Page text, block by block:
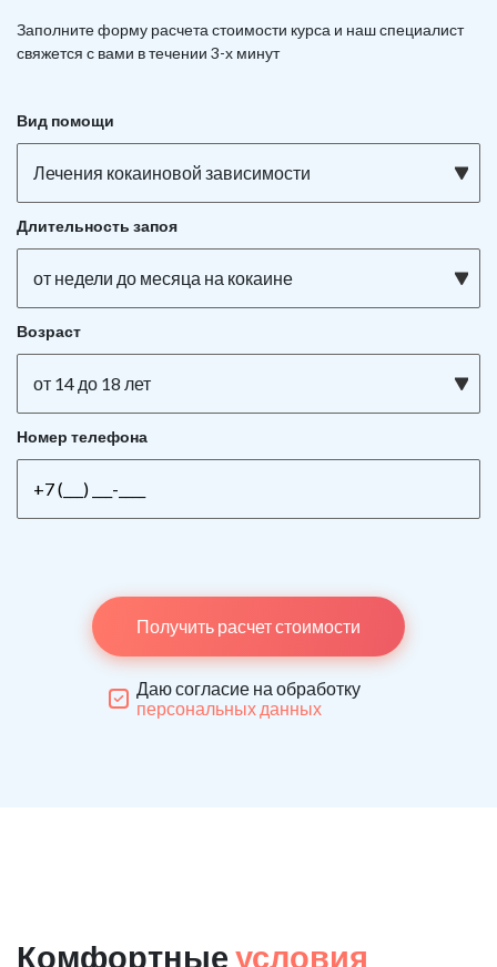
Заполните форму расчета стоимости курса и наш специалист
свяжется с вами в течении 3-х минут
Вид помощи
Лечения кокаиновой зависимости
Длительность запоя
от недели до месяца на кокаине
Возраст
от 14 до 18 лет
Номер телефона
Получить расчет стоимости
Даю согласие на обработку
персональных данных
Комфортные условия